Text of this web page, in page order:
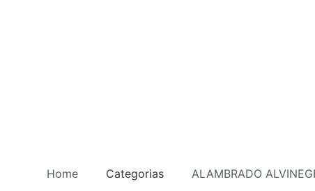
Home Categorias ALAMBRADO